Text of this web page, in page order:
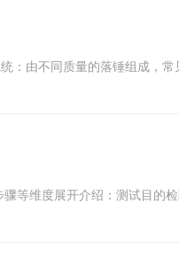
：由不同质量的落锤组成，常
等维度展开介绍：测试目的